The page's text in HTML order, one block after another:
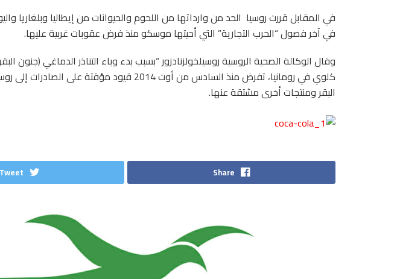
في المقابل قررت روسيا الحد من وارداتها من اللحوم والحيوانات من إيطاليا وبلغاريا
في آخر فصول “الحرب التجارية” التي أحيتها موسكو منذ فرض عقوبات غربية عليها.
وقال الوكالة الصحية الروسية روسيلخولزنادزور “بسبب بدء وباء التناذر الدماغي (جنون
كلوي في رومانيا، تفرض منذ السادس من أوت 2014 قيود مؤقتة
البقر ومنتجات أخرى مشتقة عنها.
Share
Tweet